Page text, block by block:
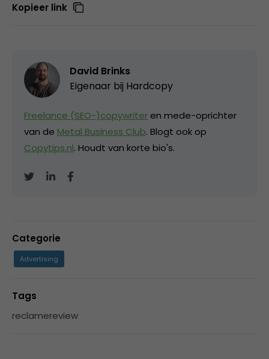
Kopieer link
David Brinks
Eigenaar bij Hardcopy
Freelance (SEO-)copywriter en mede-oprichter
van de Metal Business Club. Blogt ook op
Copytips.nl. Houdt van korte bio's.
Categorie
Advertising
Tags
reclamereview